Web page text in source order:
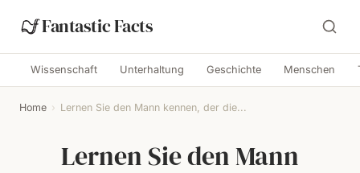
Fantastic Facts
Wissenschaft Unterhaltung Geschichte Menschen
Home › Lernen Sie den Mann kennen, der die...
Lernen Sie den Mann